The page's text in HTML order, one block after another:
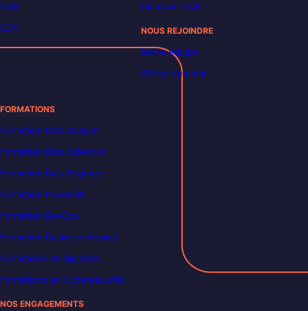
CGU
CGV
Découvrir SQL
NOUS REJOINDRE
Notre équipe
Offres d’emploi
FORMATIONS
Formation Data Analyst
Formation Data Scientist
Formation Data Engineer
Formation Power BI
Formation DevOps
Formation Business Analyst
Formations en Big Data
Formations en Cybersécurité
NOS ENGAGEMENTS